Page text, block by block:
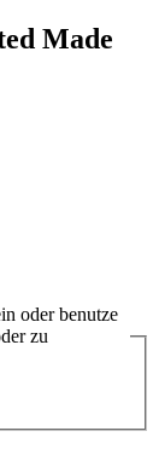
Made
oder benutze
zu